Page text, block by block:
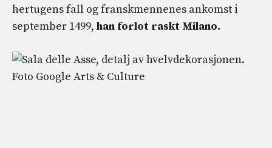
hertugens fall og franskmennenes ankomst i
september 1499, han forlot raskt Milano.